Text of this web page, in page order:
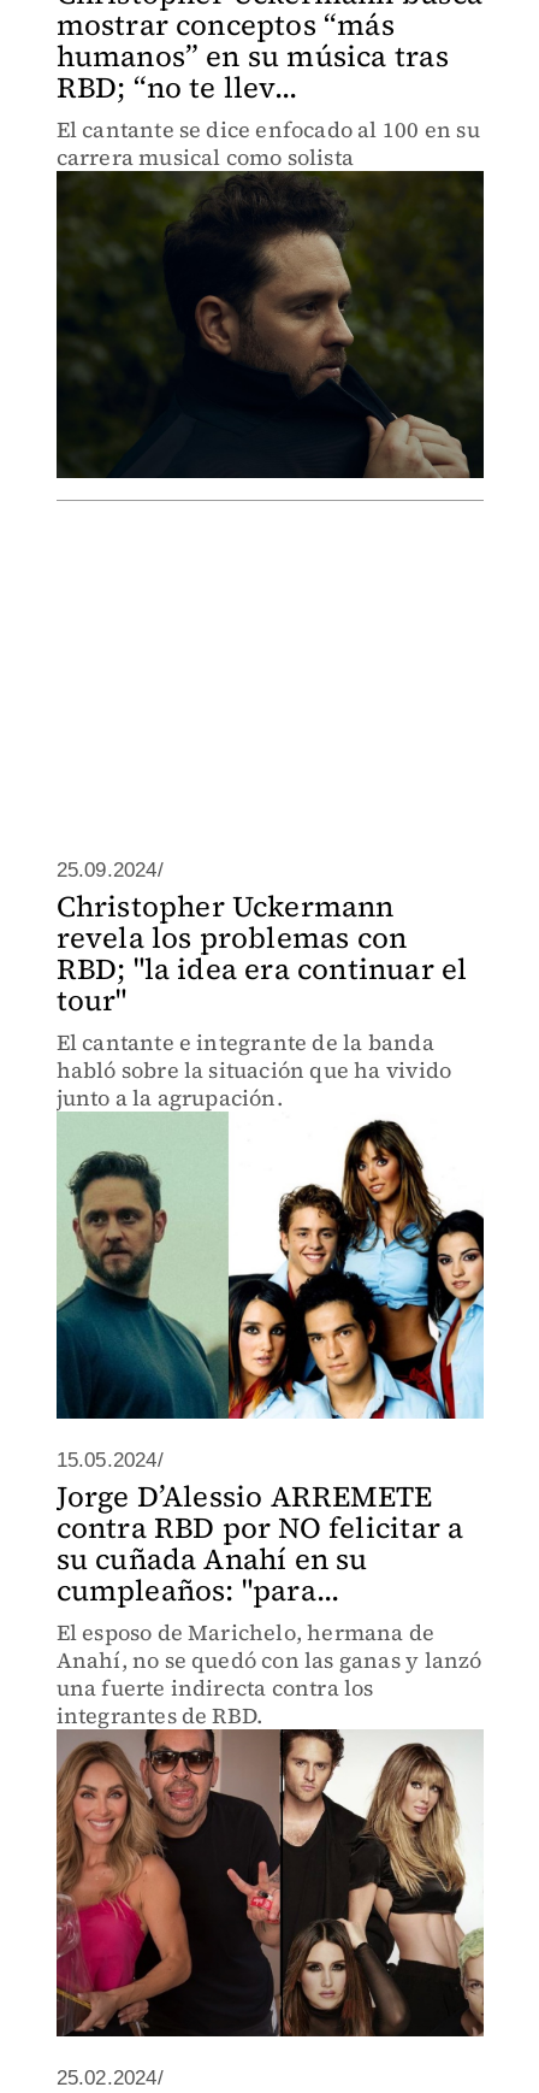
mostrar conceptos “más
humanos” en su música tras
RBD; “no te llev...
El cantante se dice enfocado al 100 en su
carrera musical como solista
25.09.2024/
Christopher Uckermann
revela los problemas con
RBD; "la idea era continuar el
tour"
El cantante e integrante de la banda
habló sobre la situación que ha vivido
junto a la agrupación.
15.05.2024/
Jorge D’Alessio ARREMETE
contra RBD por NO felicitar a
su cuñada Anahí en su
cumpleaños: "para...
El esposo de Marichelo, hermana de
Anahí, no se quedó con las ganas y lanzó
una fuerte indirecta contra los
integrantes de RBD.
25.02.2024/